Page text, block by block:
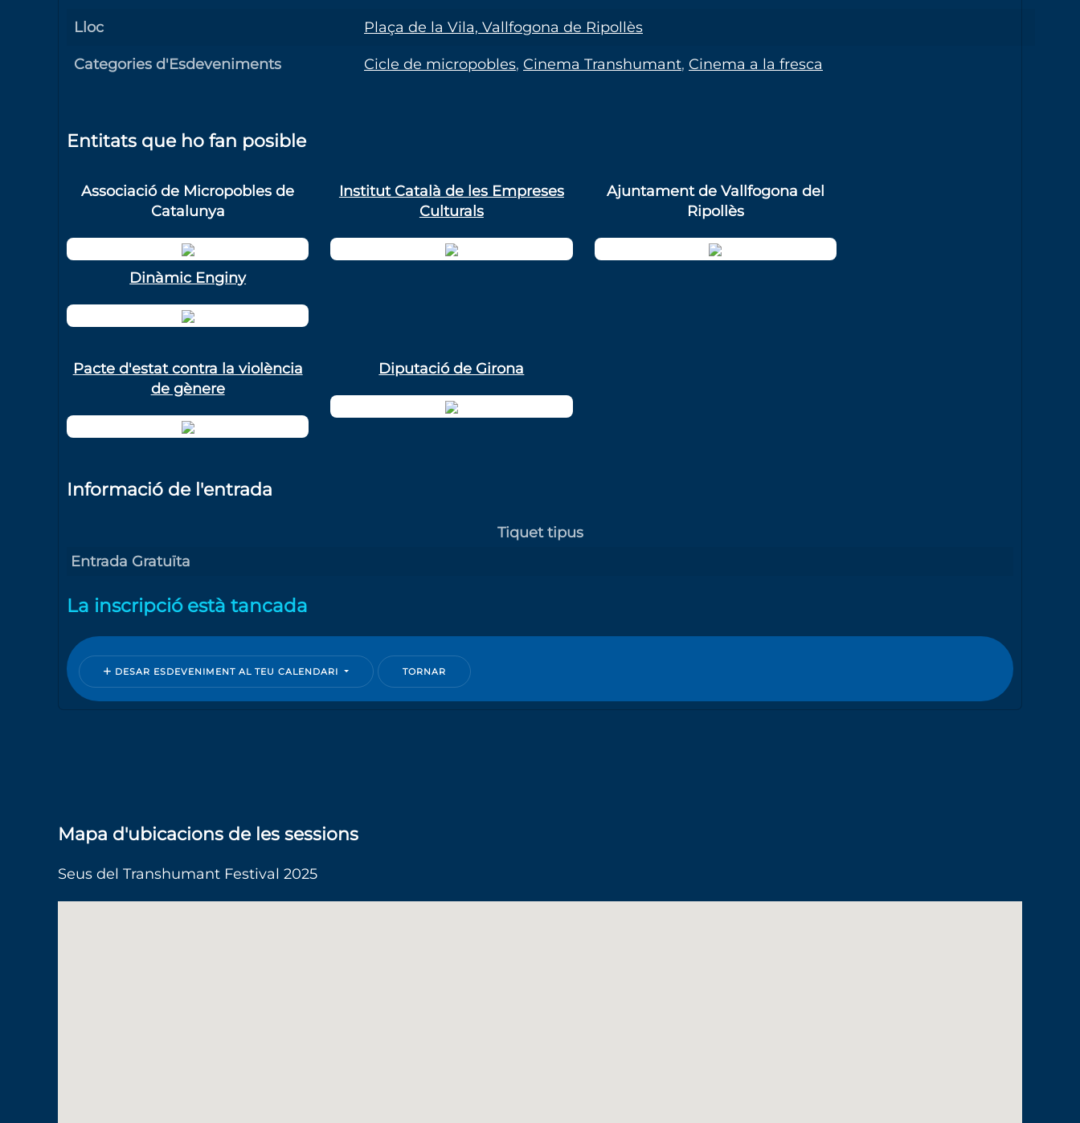
Lloc Plaça de la Vila, Vallfogona de Ripollès
Categories d'Esdeveniments Cicle de micropobles, Cinema Transhumant, Cinema a la fresca
Entitats que ho fan posible
Associació de Micropobles de
Catalunya
Institut Català de les Empreses
Culturals
Ajuntament de Vallfogona del
Ripollès
Dinàmic Enginy
Pacte d'estat contra la violència
de gènere
Diputació de Girona
Informació de l'entrada
Tiquet tipus
Entrada Gratuïta
La inscripció està tancada
DESAR ESDEVENIMENT AL TEU CALENDARI TORNAR
Mapa d'ubicacions de les sessions
Seus del Transhumant Festival 2025